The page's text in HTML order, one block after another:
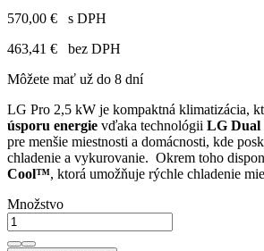
570,00 €
s DPH
463,41 €
bez DPH
Môžete mať už do 8 dní
LG Pro 2,5 kW je kompaktná klimatizácia,
úsporu energie vďaka technológii LG
pre menšie miestnosti a domácnosti, kde
chladenie a vykurovanie. Okrem toho
Cool™, ktorá umožňuje rýchle chladenie
Množstvo